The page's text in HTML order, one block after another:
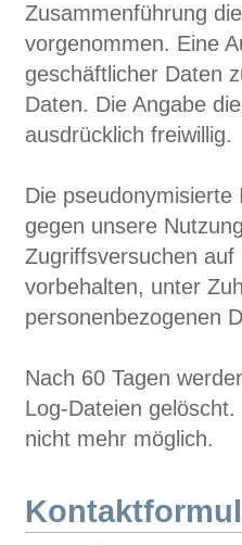
Zusammenführung
vorgenommen. Eine
geschäftlicher Daten
Daten. Die Angabe
ausdrücklich freiwillig.
Die
gegen unsere
Zugriffsversuchen
vorbehalten, unter
personenbezogenen
Nach 60 Tagen
Log-Dateien
nicht mehr möglich.